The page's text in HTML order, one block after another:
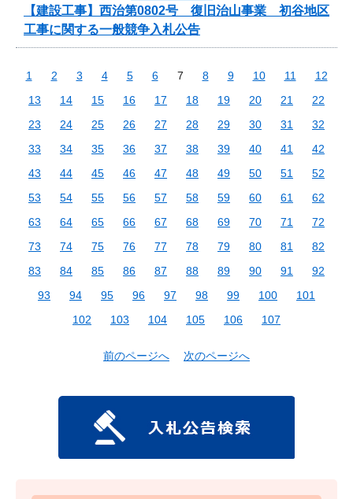
【建設工事】西治第0802号 復旧治山事業 初谷地区
工事に関する一般競争入札公告
1 2 3 4 5 6 7 8 9 10 11
12
13
14 15 16 17 18 19 20 21
22
23
24 25 26 27 28 29 30 31
32
33
34 35 36 37 38 39 40 41
42
43
44 45 46 47 48 49 50 51
52
53
54 55 56 57 58 59 60 61
62
63
64 65 66 67 68 69 70 71
72
73
74 75 76 77 78 79 80 81
82
83
84 85 86 87 88 89 90 91
92
93
94 95 96 97 98 99 100
101
102
103 104 105 106 107
前のページへ 次のページへ